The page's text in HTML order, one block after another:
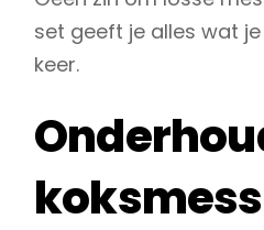
set geeft je alles wat
keer.